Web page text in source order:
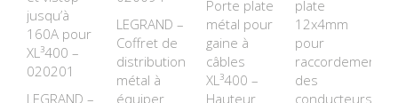
jusqu’à
160A pour
XL³400 –
020201
LEGRAND –
LEGRAND –
Coffret de
distribution
métal à
équiper
Porte plate
métal pour
gaine à
câbles
XL³400 –
Hauteur
plate
12x4mm
pour
raccordement
des
conducteurs